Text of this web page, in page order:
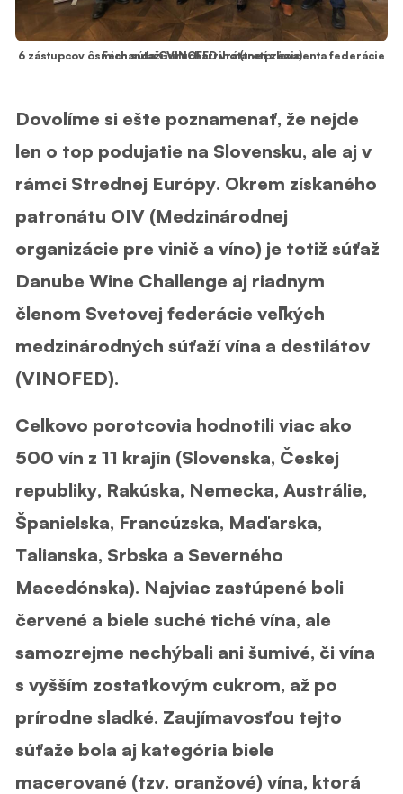
6 zástupcov ôsmich súťaží VINOFED vrátane prezidenta federácie Fernanda Gurucharriho (tretí zľava)
Dovolíme si ešte poznamenať, že nejde
len o top podujatie na Slovensku, ale aj v
rámci Strednej Európy. Okrem získaného
patronátu OIV (Medzinárodnej
organizácie pre vinič a víno) je totiž súťaž
Danube Wine Challenge aj riadnym
členom Svetovej federácie veľkých
medzinárodných súťaží vína a destilátov
(VINOFED).
Celkovo porotcovia hodnotili viac ako
500 vín z 11 krajín (Slovenska, Českej
republiky, Rakúska, Nemecka, Austrálie,
Španielska, Francúzska, Maďarska,
Talianska, Srbska a Severného
Macedónska). Najviac zastúpené boli
červené a biele suché tiché vína, ale
samozrejme nechýbali ani šumivé, či vína
s vyšším zostatkovým cukrom, až po
prírodne sladké. Zaujímavosťou tejto
súťaže bola aj kategória biele
macerované (tzv. oranžové) vína, ktorá